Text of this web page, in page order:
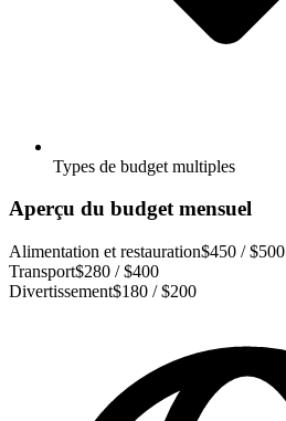
Types de budget multiples
Aperçu du budget mensuel
Alimentation et restauration$450 / $500
Transport$280 / $400
Divertissement$180 / $200